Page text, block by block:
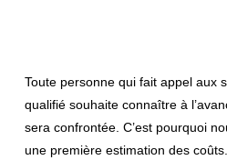
Toute personne qui fait appel aux
qualifié souhaite connaître à
sera confrontée. C’est pourquoi
une première estimation des coûts.